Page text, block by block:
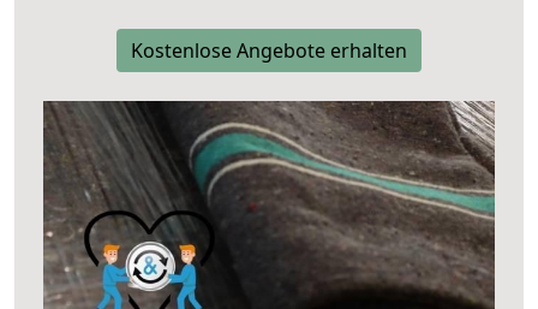
Kostenlose Angebote erhalten